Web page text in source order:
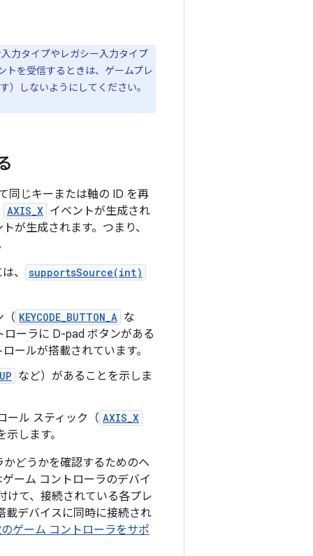
力タイプやレガシー入力タイプ
トを受信するときは、ゲームプレ
しないようにしてください。
同じキーまたは軸の ID を再
AXIS_X イベントが生成され
が生成されます。つまり、
、
supportsSource(int)
（ KEYCODE_BUTTON_A な
ーラに D-pad ボタンがある
ールが搭載されています。
など）があることを示しま
ール スティック（ AXIS_X
します。
どうかを確認するためのヘ
ーム コントローラのデバイ
けて、接続されている各プレ
載デバイスに同時に接続され
ゲーム コントローラをサポ